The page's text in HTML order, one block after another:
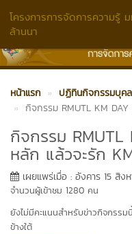
โครงการการจัดการความรู้
ล้านนา
หน้าแรก
ปฏิทินกิจกรรมบุค
กิจกรรม RMUTL KM
กิจกรรม RMUTL
หลัก แล้วจะรัก
เผยแพร่เมื่อ : อังคาร 15 สิ
จำนวนผู้เข้าชม 1280 คน
ยังไม่มีคะแนนสำหรับข่าวกิจกรรมนี้
ข้างใต้